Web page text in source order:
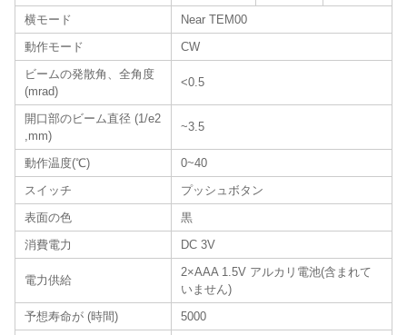
横モード
Near TEM00
動作モード
CW
ビームの発散角、全角度
(mrad)
<0.5
開口部のビーム直径 (1/e2
,mm)
~3.5
動作温度(℃)
0~40
スイッチ
プッシュボタン
表面の色
黒
消費電力
DC 3V
電力供給
2×AAA 1.5V アルカリ電池(含まれて
いません)
予想寿命が (時間)
5000